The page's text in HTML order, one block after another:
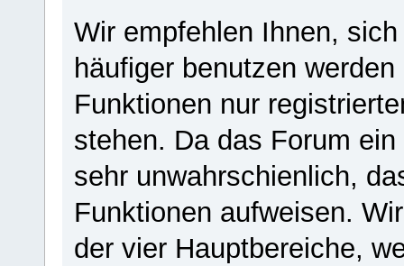
Wir empfehlen Ihnen,
häufiger benutzen
Funktionen nur
stehen. Da das Forum
sehr unwahrschienlich,
Funktionen aufweisen.
der vier Hauptbereiche,